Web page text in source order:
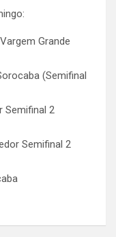
Grande
(Semifinal
Semifinal 2
Semifinal 2